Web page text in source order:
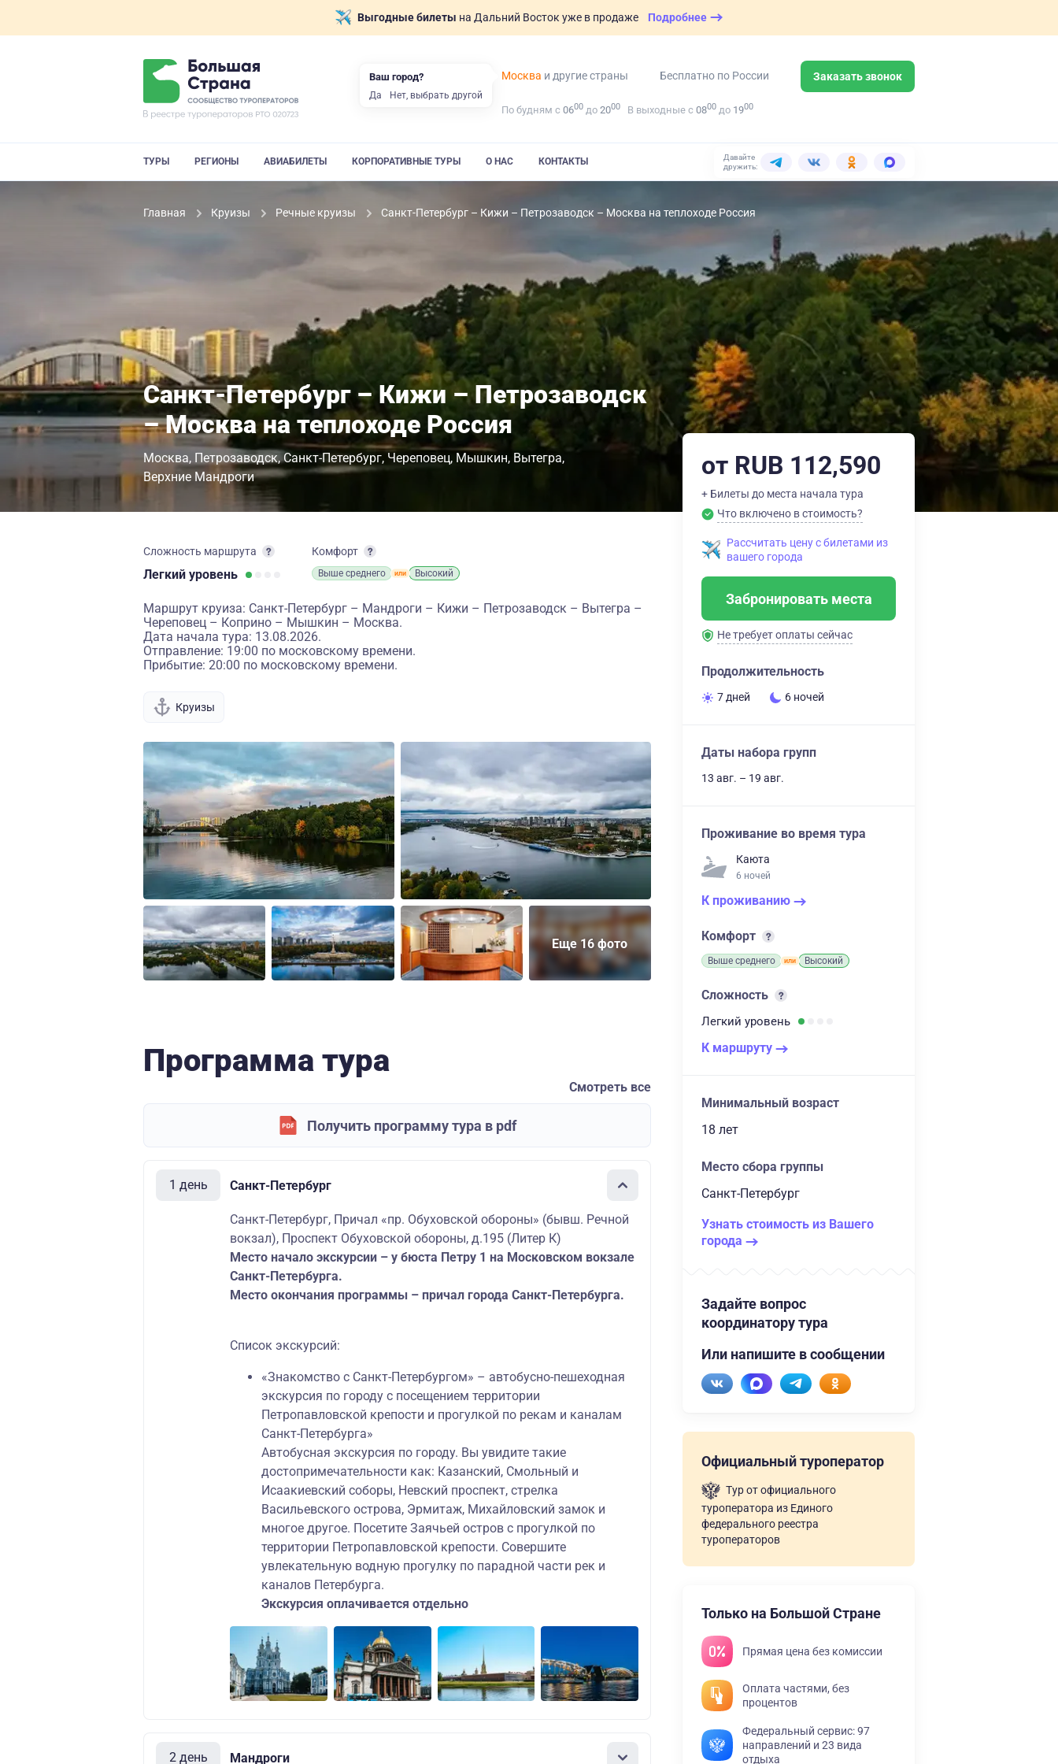
Выгодные билеты на Дальний Восток уже в продаже Подробнее
Москва и другие страны Бесплатно по России Заказать звонок
По будням с 0600 до 2000 В выходные с 0800 до 1900
ТУРЫ РЕГИОНЫ АВИАБИЛЕТЫ КОРПОРАТИВНЫЕ ТУРЫ О НАС КОНТАКТЫ
Давайте
дружить:
Главная Круизы Речные круизы Санкт-Петербург – Кижи – Петрозаводск – Москва на теплоходе Россия
Санкт-Петербург – Кижи – Петрозаводск
– Москва на теплоходе Россия
Москва Петрозаводск Санкт-Петербург Череповец Мышкин Вытегра
Верхние Мандроги
Сложность маршрута
Легкий уровень
Комфорт
Выше среднего Высокий
Маршрут круиза: Санкт-Петербург – Мандроги – Кижи – Петрозаводск – Вытегра –
Череповец – Коприно – Мышкин – Москва.
Дата начала тура: 13.08.2026.
Отправление: 19:00 по московскому времени.
Прибытие: 20:00 по московскому времени.
Круизы
Еще 16 фото
Программа тура
Смотреть все
Получить программу тура в pdf
1 день Санкт-Петербург
Санкт-Петербург, Причал «пр. Обуховской обороны» (бывш. Речной
вокзал), Проспект Обуховской обороны, д.195 (Литер К)
Место начало экскурсии – у бюста Петру 1 на Московском вокзале
Санкт-Петербурга.
Место окончания программы – причал города Санкт-Петербурга.
Список экскурсий:
«Знакомство с Санкт-Петербургом» – автобусно-пешеходная
экскурсия по городу с посещением территории
Петропавловской крепости и прогулкой по рекам и каналам
Санкт-Петербурга»
Автобусная экскурсия по городу. Вы увидите такие
достопримечательности как: Казанский, Смольный и
Исаакиевский соборы, Невский проспект, стрелка
Васильевского острова, Эрмитаж, Михайловский замок и
многое другое. Посетите Заячьей остров с прогулкой по
территории Петропавловской крепости. Совершите
увлекательную водную прогулку по парадной части рек и
каналов Петербурга.
Экскурсия оплачивается отдельно
2 день Мандроги
от RUB 112,590
+ Билеты до места начала тура
Что включено в стоимость?
Рассчитать цену с билетами из
вашего города
Забронировать места
Не требует оплаты сейчас
Продолжительность
7 дней 6 ночей
Даты набора групп
13 авг. – 19 авг.
Проживание во время тура
Каюта
6 ночей
К проживанию
Комфорт
Выше среднего Высокий
Сложность
Легкий уровень
К маршруту
Минимальный возраст
18 лет
Место сбора группы
Санкт-Петербург
Узнать стоимость из Вашего
города
Задайте вопрос
координатору тура
Или напишите в сообщении
Официальный туроператор
Тур от официального
туроператора из Единого
федерального реестра
туроператоров
Только на Большой Стране
Прямая цена без комиссии
Оплата частями, без
процентов
Федеральный сервис: 97
направлений и 23 вида
отдыха
Ваш город?
Да Нет, выбрать другой